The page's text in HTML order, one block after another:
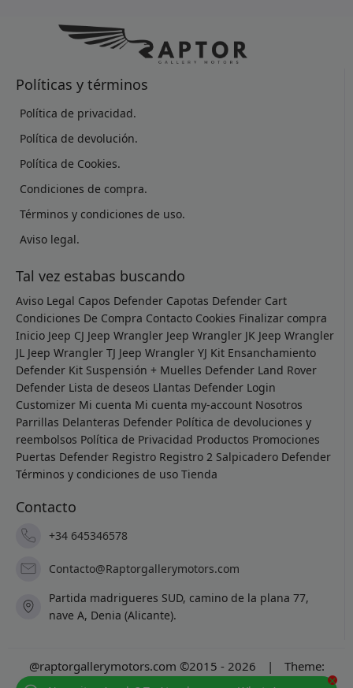
×
Políticas y términos
Política de privacidad.
Política de devolución.
Política de Cookies.
Condiciones de compra.
Términos y condiciones de uso.
Aviso legal.
Tal vez estabas buscando
Aviso Legal Capos Defender Capotas Defender Cart
Condiciones De Compra Contacto Cookies Finalizar compra
Inicio Jeep CJ Jeep Wrangler Jeep Wrangler JK Jeep Wrangler
JL Jeep Wrangler TJ Jeep Wrangler YJ Kit Ensanchamiento
Defender Kit Suspensión + Muelles Defender Land Rover
Defender Lista de deseos Llantas Defender Login
Customizer Mi cuenta Mi cuenta my-account Nosotros
Parrillas Delanteras Defender Política de devoluciones y
reembolsos Política de Privacidad Productos Promociones
Puertas Defender Registro Registro 2 Salpicadero Defender
Términos y condiciones de uso Tienda
Contacto
+34 645346578
Contacto@Raptorgallerymotors.com
Partida madrigueres SUD, camino de la plana 77,
nave A, Denia (Alicante).
@raptorgallerymotors.com ©2015 - 2026 |
Theme:
Prosale
by full100ack